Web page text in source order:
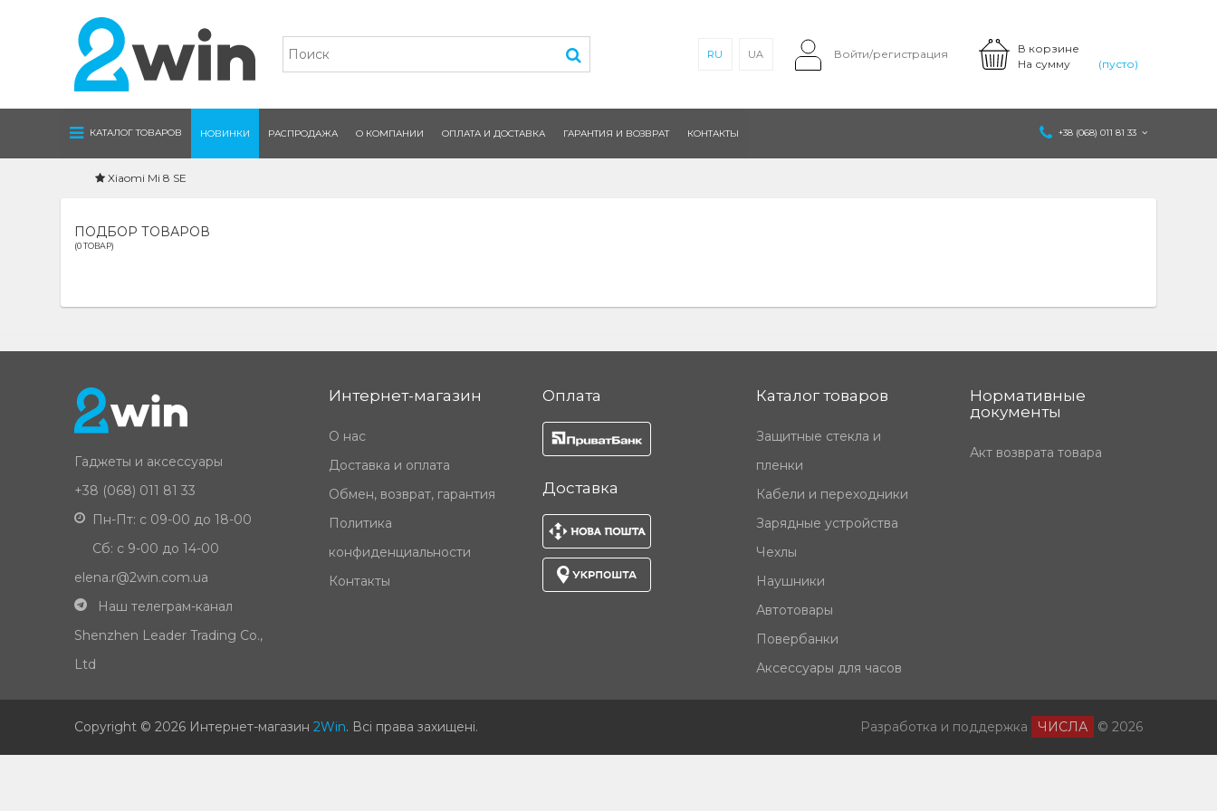
В корзине
На сумму
(пусто)
RU UA Войти/регистрация
КАТАЛОГ ТОВАРОВ НОВИНКИ РАСПРОДАЖА О КОМПАНИИ ОПЛАТА И ДОСТАВКА ГАРАНТИЯ И ВОЗВРАТ КОНТАКТЫ +38 (068) 011 81 33
Xiaomi Mi 8 SE
ПОДБОР ТОВАРОВ
(0 ТОВАР)
Гаджеты и аксессуары
+38 (068) 011 81 33
Пн-Пт: с 09-00 до 18-00
Сб: с 9-00 до 14-00
elena.r@2win.com.ua
Наш телеграм-канал
Shenzhen Leader Trading Co.,
Ltd
Интернет-магазин
О нас
Доставка и оплата
Обмен, возврат, гарантия
Политика
конфиденциальности
Контакты
Оплата
Доставка
Каталог товаров
Защитные стекла и
пленки
Кабели и переходники
Зарядные устройства
Чехлы
Наушники
Автотовары
Повербанки
Аксессуары для часов
Нормативные
документы
Акт возврата товара
Copyright © 2026 Интернет-магазин2Win. Всі права захищені. Разработка и поддержка ЧИСЛА © 2026